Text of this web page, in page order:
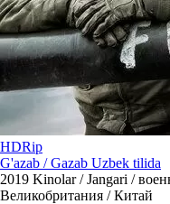
HDRip
G'azab / Gazab Uzbek tilida
2019 Kinolar / Jangari /
Великобритания / Китай